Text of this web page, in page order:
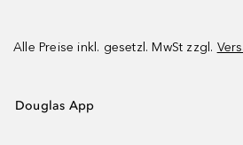
Alle Preise inkl. gesetzl. MwSt zzgl.
Douglas App